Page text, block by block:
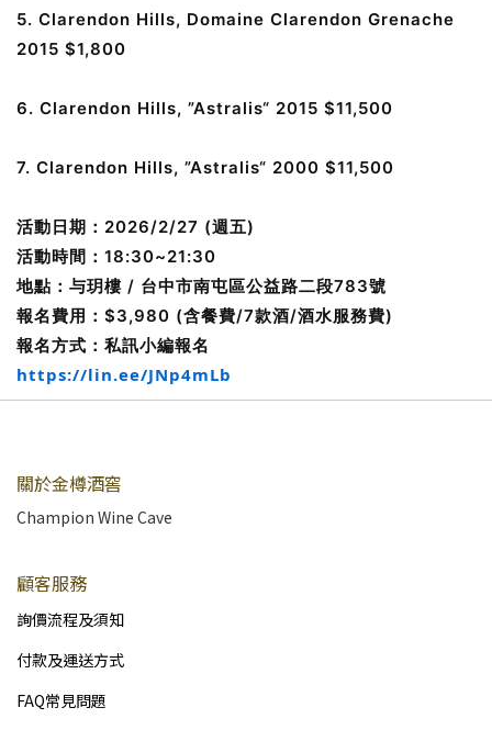
5. Clarendon Hills, Domaine Clarendon Grenache
2015 $1,800
6. Clarendon Hills, ”Astralis“ 2015 $11,500
7. Clarendon Hills, ”Astralis“ 2000 $11,500
活動日期：2026/2/27 (週五)
活動時間：18:30~21:30
地點：与玥樓 / 台中市南屯區公益路二段783號
報名費用：$3,980 (含餐費/7款酒/酒水服務費)
報名方式：私訊小編報名
https://lin.ee/JNp4mLb
關於金樽酒窖
Champion Wine Cave
顧客服務
詢價流程及須知
付款及運送方式
FAQ常見問題